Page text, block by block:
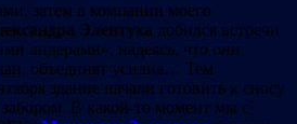
затем в компании моего
Элентуха добился встречи
лидерами», надеясь, что они,
объединят усилия… Тем
здание начали готовить к сносу
В какой-то момент мы с